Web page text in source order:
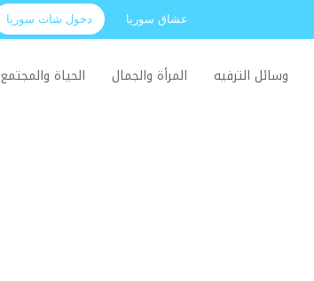
عشاق سوريا دخول شات سوريا
وسائل الترفيه المرأة والجمال الحياة والمجتمع